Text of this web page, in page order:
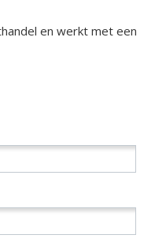
en werkt met een